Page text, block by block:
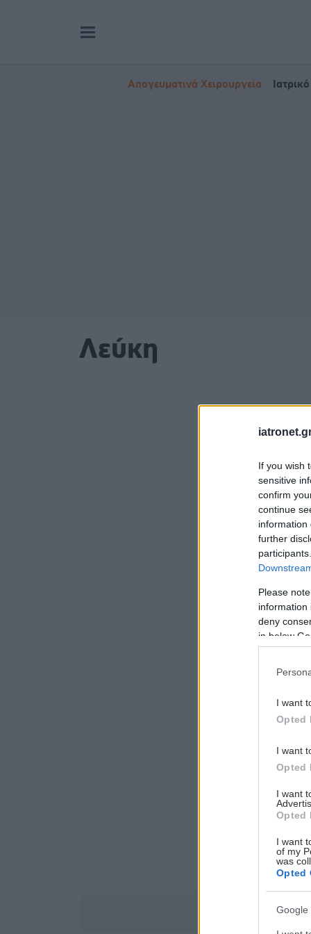
If you wish
sensitive
confirm
continue
information
further
Please
information
deny
in below
I want
Opted
I want
Opted
I want
Opted
I want
of my
was
Opted
Google
Απογευματινά Χειρουργεία
Λεύκη